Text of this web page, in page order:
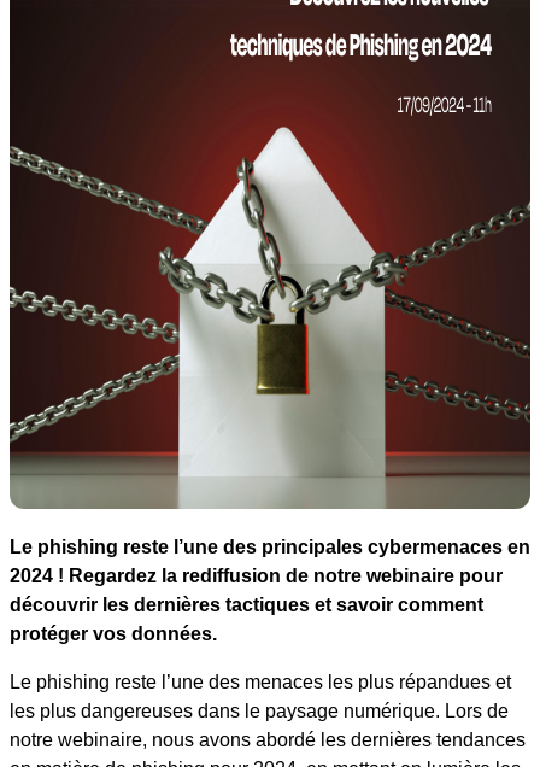
Le phishing reste l’une des principales cybermenaces en
2024 ! Regardez la rediffusion de notre webinaire pour
découvrir les dernières tactiques et savoir comment
protéger vos données.
Le phishing reste l’une des menaces les plus répandues et
les plus dangereuses dans le paysage numérique. Lors de
notre webinaire, nous avons abordé les dernières tendances